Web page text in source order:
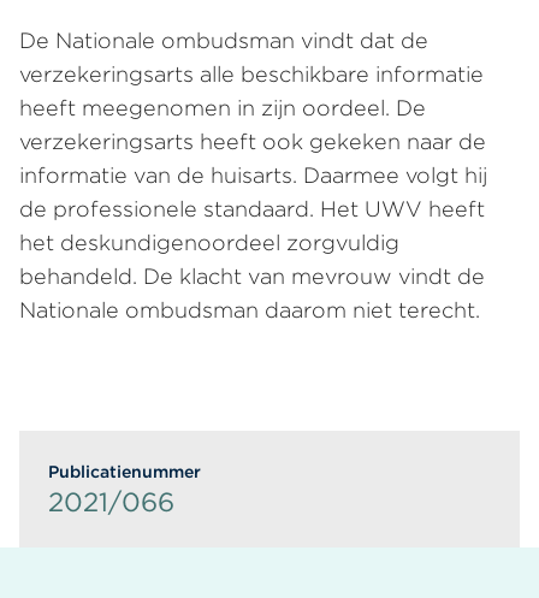
De Nationale ombudsman vindt dat de
verzekeringsarts alle beschikbare informatie
heeft meegenomen in zijn oordeel. De
verzekeringsarts heeft ook gekeken naar de
informatie van de huisarts. Daarmee volgt hij
de professionele standaard. Het UWV heeft
het deskundigenoordeel zorgvuldig
behandeld. De klacht van mevrouw vindt de
Nationale ombudsman daarom niet terecht.
Publicatienummer
2021/066